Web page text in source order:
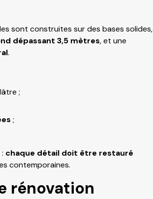
sont construites sur des bases solides,
dépassant 3,5 mètres, et une
.
;
;
chaque détail doit être restauré
contemporaines.
rénovation